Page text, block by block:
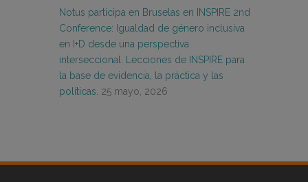
Notus participa en Bruselas en INSPIRE 2nd
Conference: Igualdad de género inclusiva
en I+D desde una perspectiva
interseccional. Lecciones de INSPIRE para
la base de evidencia, la práctica y las
políticas. 25 mayo, 2026